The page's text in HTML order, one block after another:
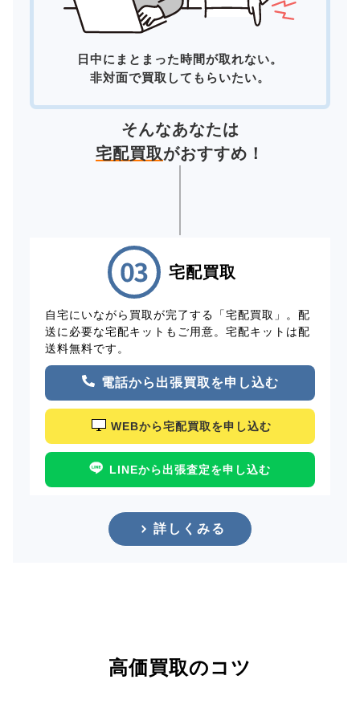
日中にまとまった時間が取れない。
非対面で買取してもらいたい。
そんなあなたは
宅配買取がおすすめ！
宅配買取
自宅にいながら買取が完了する「宅配買取」。配
送に必要な宅配キットもご用意。宅配キットは配
送料無料です。
電話から出張買取を申し込む
WEBから宅配買取を申し込む
LINEから出張査定を申し込む
詳しくみる
高価買取のコツ